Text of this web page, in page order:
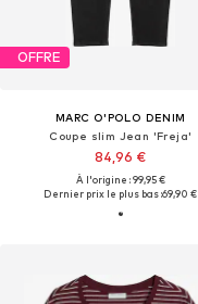
OFFRE
MARC O'POLO DENIM
Coupe slim Jean 'Freja'
84,96 €
À l'origine : 99,95 €
Dernier prix le plus bas :69,90 €